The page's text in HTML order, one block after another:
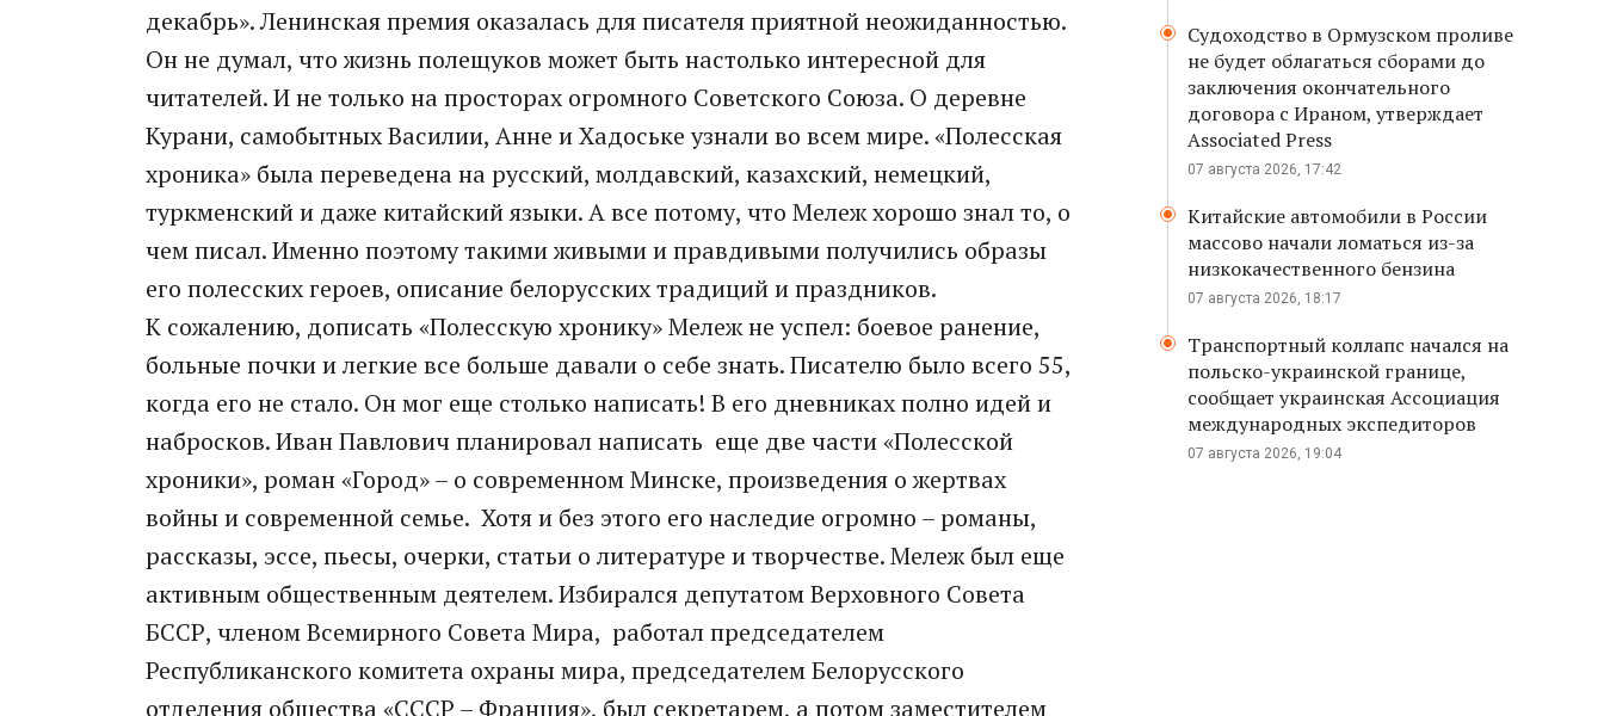
декабрь». Ленинская премия оказалась для писателя приятной неожиданностью.
Он не думал, что жизнь полещуков может быть настолько интересной для
читателей. И не только на просторах огромного Советского Союза. О деревне
Курани, самобытных Василии, Анне и Хадоське узнали во всем мире. «Полесская
хроника» была переведена на русский, молдавский, казахский, немецкий,
туркменский и даже китайский языки. А все потому, что Мележ хорошо знал то, о
чем писал. Именно поэтому такими живыми и правдивыми получились образы
его полесских героев, описание белорусских традиций и праздников.
К сожалению, дописать «Полесскую хронику» Мележ не успел: боевое ранение,
больные почки и легкие все больше давали о себе знать. Писателю было всего 55,
когда его не стало. Он мог еще столько написать! В его дневниках полно идей и
набросков. Иван Павлович планировал написать еще две части «Полесской
хроники», роман «Город» – о современном Минске, произведения о жертвах
войны и современной семье. Хотя и без этого его наследие огромно – романы,
рассказы, эссе, пьесы, очерки, статьи о литературе и творчестве. Мележ был еще
активным общественным деятелем. Избирался депутатом Верховного Совета
БССР, членом Всемирного Совета Мира, работал председателем
Республиканского комитета охраны мира, председателем Белорусского
отделения общества «СССР – Франция», был секретарем, а потом заместителем
Судоходство в Ормузском проливе
не будет облагаться сборами до
заключения окончательного
договора с Ираном, утверждает
Associated Press
07 августа 2026, 17:42
Китайские автомобили в России
массово начали ломаться из-за
низкокачественного бензина
07 августа 2026, 18:17
Транспортный коллапс начался на
польско-украинской границе,
сообщает украинская Ассоциация
международных экспедиторов
07 августа 2026, 19:04